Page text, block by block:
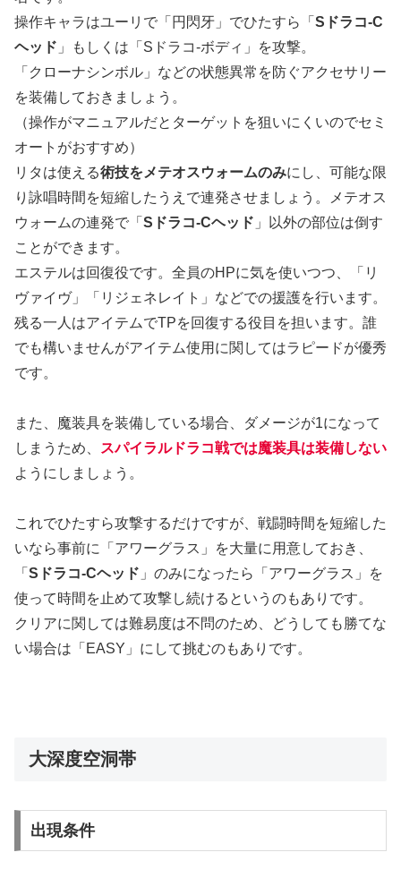
操作キャラはユーリで「円閃牙」でひたすら「 Sドラコ-C
ヘッド 」もしくは「Sドラコ-ボディ」を攻撃。
「クローナシンボル」などの状態異常を防ぐアクセサリー
を装備しておきましょう。
（操作がマニュアルだとターゲットを狙いにくいのでセミ
オートがおすすめ）
リタは使える術技をメテオスウォームのみにし、可能な限
り詠唱時間を短縮したうえで連発させましょう。メテオス
ウォームの連発で「 Sドラコ-Cヘッド 」以外の部位は倒す
ことができます。
エステルは回復役です。全員のHPに気を使いつつ、「リ
ヴァイヴ」「リジェネレイト」などでの援護を行います。
残る一人はアイテムでTPを回復する役目を担います。誰
でも構いませんがアイテム使用に関してはラピードが優秀
です。
また、魔装具を装備している場合、ダメージが1になって
しまうため、
スパイラルドラコ戦では魔装具は装備しない
ようにしましょう。
これでひたすら攻撃するだけですが、戦闘時間を短縮した
いなら事前に「アワーグラス」を大量に用意しておき、
「 Sドラコ-Cヘッド 」のみになったら「アワーグラス」を
使って時間を止めて攻撃し続けるというのもありです。
クリアに関しては難易度は不問のため、どうしても勝てな
い場合は「EASY」にして挑むのもありです。
大深度空洞帯
出現条件